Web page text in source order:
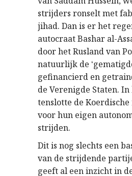
strijders ronselt met
jihad. Dan is er het
autocraat Bashar al-
door het Rusland van
natuurlijk de ‘
gefinancierd en
de Verenigde Staten.
tenslotte de
voor hun eigen
strijden.
Dit is nog slechts een
van de strijdende
geeft al een inzicht in